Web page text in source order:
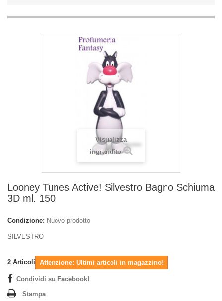
Visualizza
ingrandito
Looney Tunes Active! Silvestro Bagno Schiuma
3D ml. 150
Condizione: Nuovo prodotto
SILVESTRO
2 Articoli Attenzione: Ultimi articoli in magazzino!
Condividi su Facebook!
Stampa